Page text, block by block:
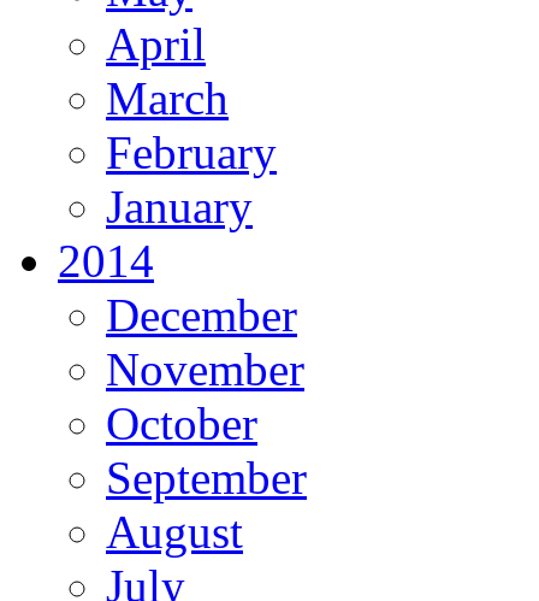
April
March
February
January
2014
December
November
October
September
August
July